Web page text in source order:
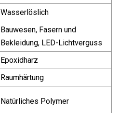
Wasserlöslich
Bauwesen, Fasern und
Bekleidung, LED-Lichtverguss
Epoxidharz
Raumhärtung
Natürliches Polymer